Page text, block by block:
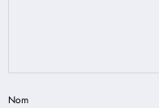
Nom